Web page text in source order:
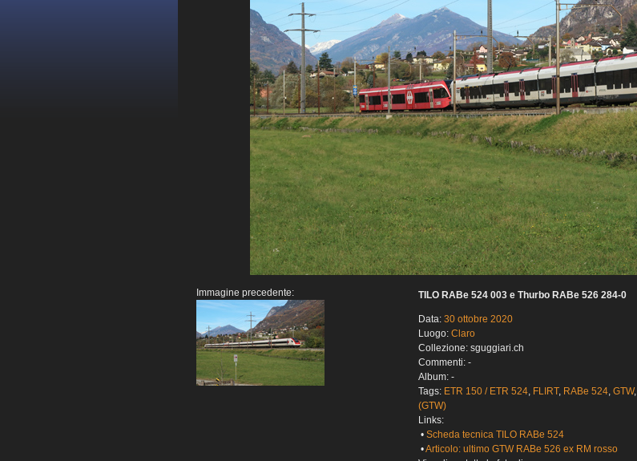
Immagine precedente: TILO RABe 524 003 e Thurbo RABe 526 284-0
Data: 30 ottobre 2020
Luogo: Claro
Collezione: sguggiari.ch
Commenti: -
Album: -
Tags: ETR 150 / ETR 524, FLIRT, RABe 524, GTW,
(GTW)
Links:
• Scheda tecnica TILO RABe 524
•Articolo: ultimo GTW RABe 526 ex RM rosso